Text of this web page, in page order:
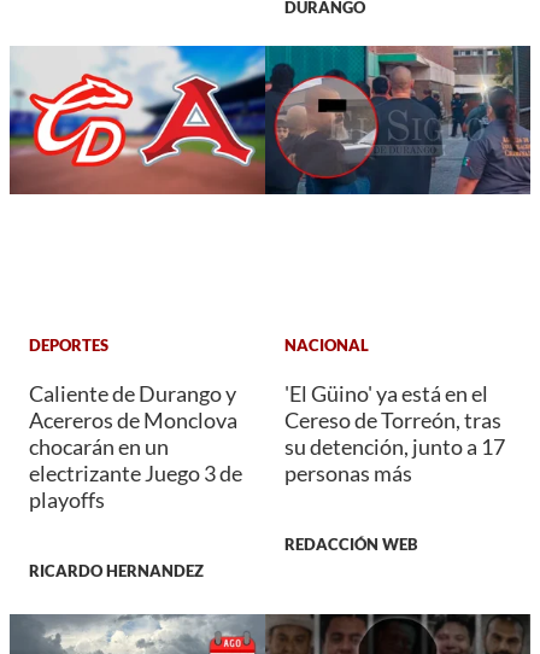
DURANGO
DEPORTES
Caliente de Durango y
Acereros de Monclova
chocarán en un
electrizante Juego 3 de
playoffs
RICARDO HERNANDEZ
NACIONAL
'El Güino' ya está en el
Cereso de Torreón, tras
su detención, junto a 17
personas más
REDACCIÓN WEB